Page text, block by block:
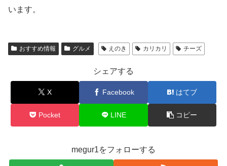
います。
おすすめ情報 グルメ えのき カリカリ チーズ
シェアする
X Facebook はてブ
Pocket LINE コピー
megur1をフォローする